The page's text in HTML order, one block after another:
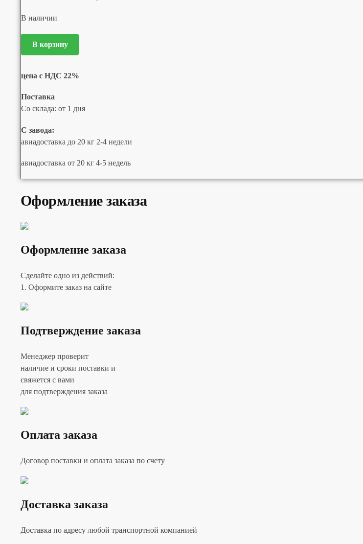
В наличии
В корзину
цена с НДС 22%
Поставка
Со склада: от 1 дня
С завода:
авиадоставка до 20 кг 2-4 недели
авиадоставка от 20 кг 4-5 недель
Оформление заказа
Оформление заказа
Сделайте одно из действий:
1. Оформите заказ на сайте
Подтверждение заказа
Менеджер проверит
наличие и сроки поставки и
свяжется с вами
для подтверждения заказа
Оплата заказа
Договор поставки и оплата заказа по счету
Доставка заказа
Доставка по адресу любой транспортной компанией